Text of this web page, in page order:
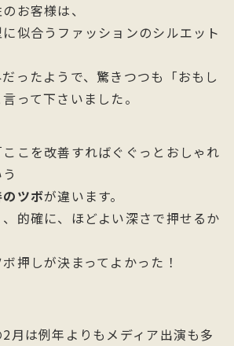
お客様は、
似合うファッションのシルエット
ったようで、驚きつつも「おもし
って下さいました。
こを改善すればぐぐっとおしゃれ
ツボが違います。
的確に、ほどよい深さで押せるか
押しが決まってよかった！
月は例年よりもメディア出演も多